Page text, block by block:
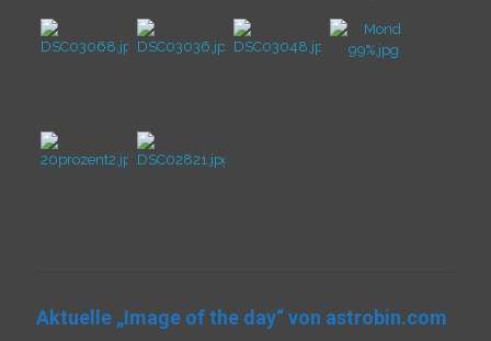
Aktuelle „Image of the day“ von astrobin.com